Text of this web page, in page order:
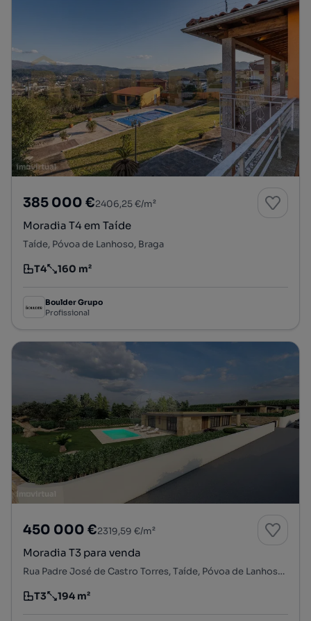
385 000 €2406,25 €/m²
Moradia T4 em Taíde
Taíde, Póvoa de Lanhoso, Braga
Tipologia
T4
Preço por metro quadrado
160 m²
Boulder Grupo
Profissional
450 000 €2319,59 €/m²
Moradia T3 para venda
Rua Padre José de Castro Torres, Taíde, Póvoa de Lanhoso, Braga
Tipologia
T3
Preço por metro quadrado
194 m²